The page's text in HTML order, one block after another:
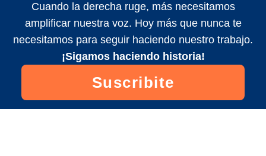
Cuando la derecha ruge, más necesitamos
amplificar nuestra voz. Hoy más que nunca te
necesitamos para seguir haciendo nuestro trabajo.
¡Sigamos haciendo historia!
Suscribite